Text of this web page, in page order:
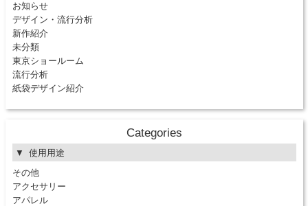
お知らせ
デザイン・流行分析
新作紹介
未分類
東京ショールーム
流行分析
紙袋デザイン紹介
Categories
使用用途
その他
アクセサリー
アパレル